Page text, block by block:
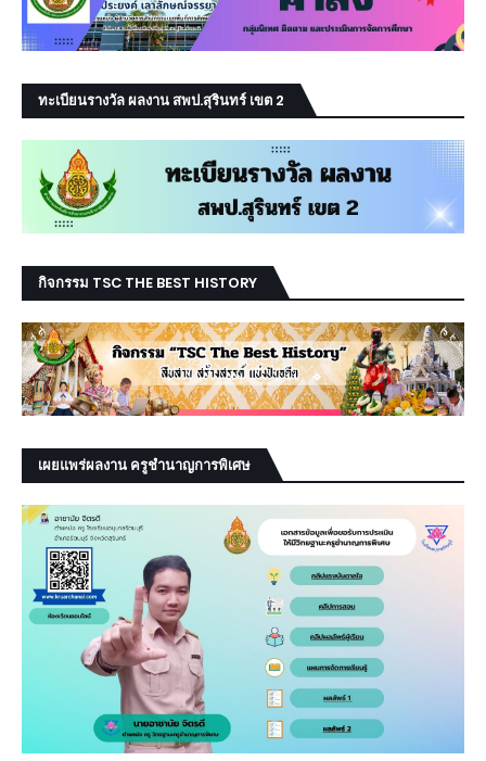
ทะเบียนรางวัล ผลงาน สพป.สุรินทร์ เขต 2
กิจกรรม TSC THE BEST HISTORY
เผยแพร่ผลงาน ครูชำนาญการพิเศษ